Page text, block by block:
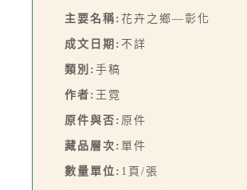
主要名稱: 花卉之鄉—彰化
成文日期: 不詳
類別: 手稿
作者: 王霓
原件與否: 原件
藏品層次: 單件
數量單位: 1頁/張